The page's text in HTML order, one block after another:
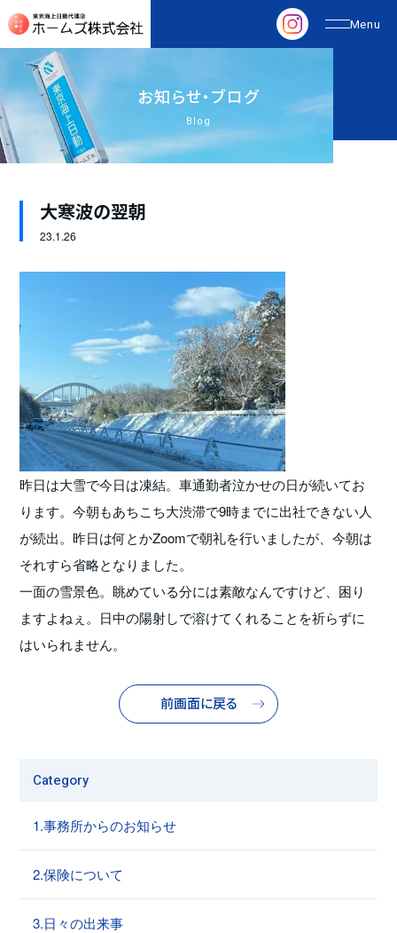
お知らせ・ブログ
Blog
大寒波の翌朝
23.1.26
昨日は大雪で今日は凍結。車通勤者泣かせの日が続いてお
ります。今朝もあちこち大渋滞で9時までに出社できない人
が続出。昨日は何とかZoomで朝礼を行いましたが、今朝は
それすら省略となりました。
一面の雪景色。眺めている分には素敵なんですけど、困り
ますよねぇ。日中の陽射しで溶けてくれることを祈らずに
はいられません。
前画面に戻る
Category
1.事務所からのお知らせ
2.保険について
3.日々の出来事